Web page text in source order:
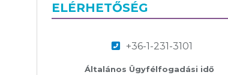
ELÉRHETŐSÉG
+36-1-231-3101
Általános Ügyfélfogadási idő